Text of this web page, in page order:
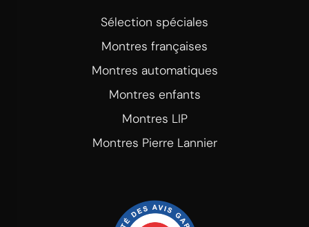
Sélection spéciales
Montres françaises
Montres automatiques
Montres enfants
Montres LIP
Montres Pierre Lannier